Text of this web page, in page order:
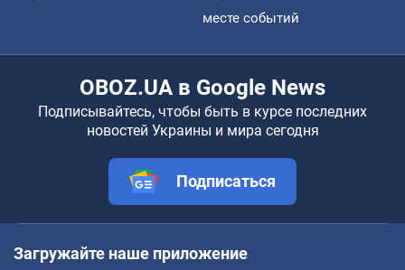
месте событий
OBOZ.UA в Google News
Подписывайтесь, чтобы быть в курсе последних
новостей Украины и мира сегодня
Подписаться
Загружайте наше приложение